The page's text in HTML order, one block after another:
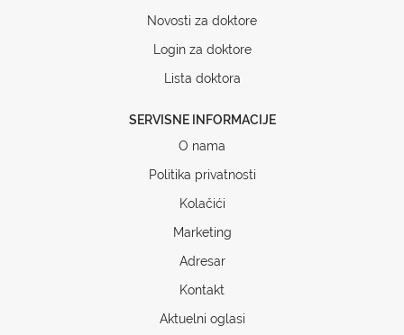
Novosti za doktore
Login za doktore
Lista doktora
SERVISNE INFORMACIJE
O nama
Politika privatnosti
Kolačići
Marketing
Adresar
Kontakt
Aktuelni oglasi